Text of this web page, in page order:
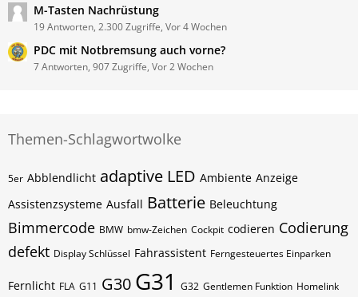
M-Tasten Nachrüstung
19 Antworten, 2.300 Zugriffe, Vor 4 Wochen
PDC mit Notbremsung auch vorne?
7 Antworten, 907 Zugriffe, Vor 2 Wochen
Themen-Schlagwortwolke
5er Abblendlicht adaptive LED Ambiente Anzeige
Assistenzsysteme Ausfall Batterie Beleuchtung
Bimmercode BMW bmw-Zeichen Cockpit codieren Codierung
defekt Display Schlüssel Fahrassistent Ferngesteuertes Einparken
Fernlicht FLA G11 G30 G31 G32 Gentlemen Funktion Homelink